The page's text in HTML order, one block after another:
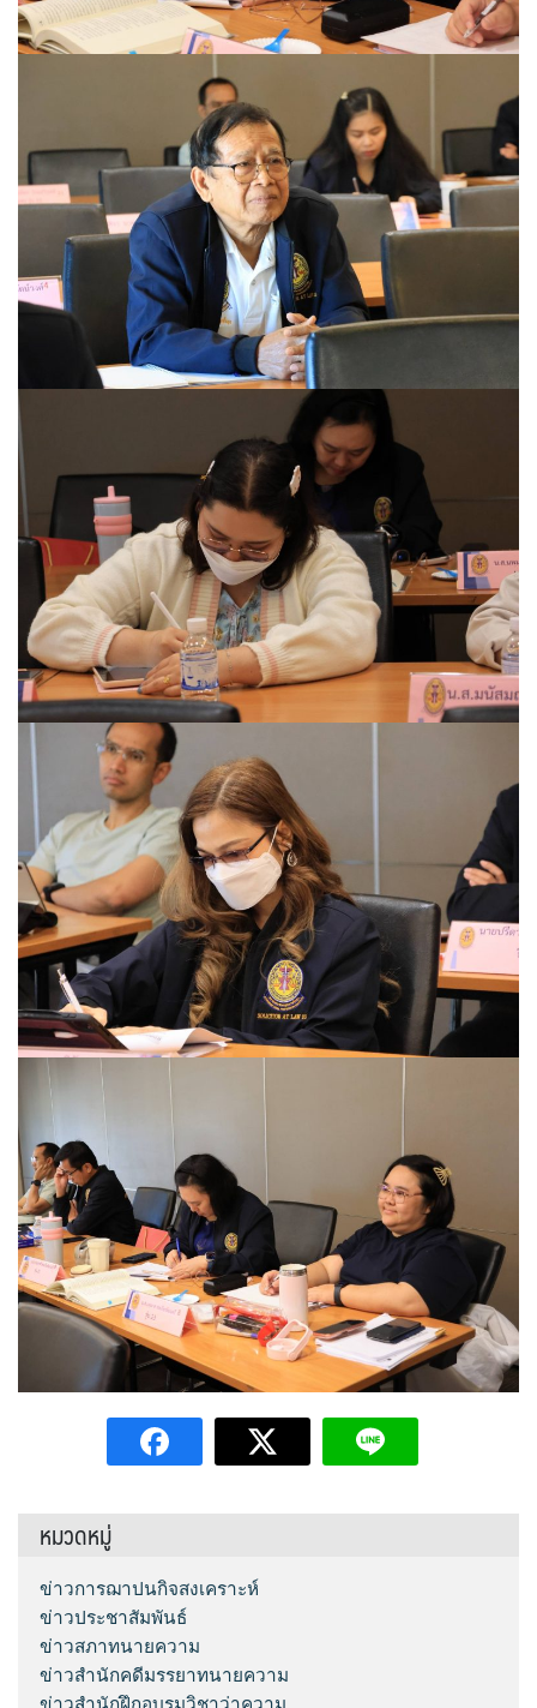
หมวดหมู่
ข่าวการฌาปนกิจสงเคราะห์
ข่าวประชาสัมพันธ์
ข่าวสภาทนายความ
ข่าวสำนักคดีมรรยาทนายความ
ข่าวสำนักฝึกอบรมวิชาว่าความ